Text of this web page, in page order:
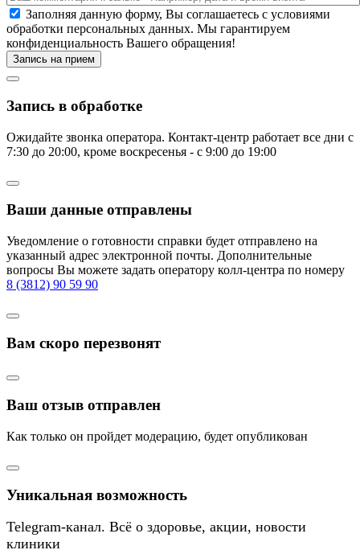
Заполняя данную форму, Вы соглашаетесь c условиями
обработки персональных данных. Мы гарантируем
конфиденциальность Вашего обращения!
Запись на прием
Запись в обработке
Ожидайте звонка оператора. Контакт-центр работает все дни с
7:30 до 20:00, кроме воскресенья - с 9:00 до 19:00
Ваши данные отправлены
Уведомление о готовности справки будет отправлено на
указанный адрес электронной почты. Дополнительные
вопросы Вы можете задать оператору колл-центра по номеру
8 (3812) 90 59 90
Вам скоро перезвонят
Ваш отзыв отправлен
Как только он пройдет модерацию, будет опубликован
Уникальная возможность
Telegram-канал. Всё о здоровье, акции, новости
клиники